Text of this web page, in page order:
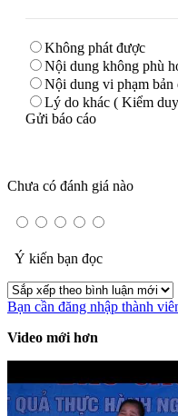
Không phát được
Nội dung không phù
Nội dung vi phạm bản
Lý do khác ( Kiểm
Gửi báo cáo
Chưa có đánh giá nào
Ý kiến bạn đọc
Bạn cần đăng nhập thành
Video mới hơn